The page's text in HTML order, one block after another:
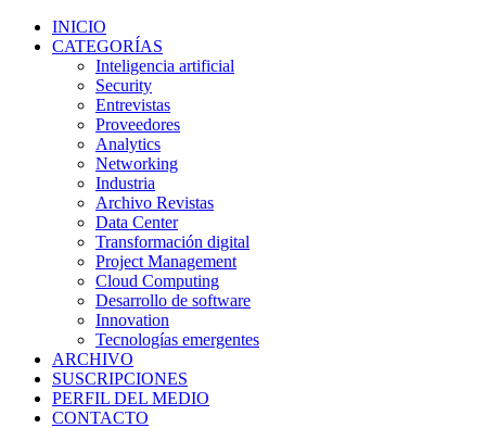
INICIO
CATEGORÍAS
Inteligencia artificial
Security
Entrevistas
Proveedores
Analytics
Networking
Industria
Archivo Revistas
Data Center
Transformación digital
Project Management
Cloud Computing
Desarrollo de software
Innovation
Tecnologías emergentes
ARCHIVO
SUSCRIPCIONES
PERFIL DEL MEDIO
CONTACTO